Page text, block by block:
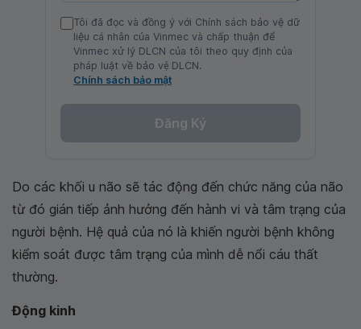
Tôi đã đọc và đồng ý với Chính sách bảo vệ dữ
liệu cá nhân của Vinmec và chấp thuận để
Vinmec xử lý DLCN của tôi theo quy định của
pháp luật về bảo vệ DLCN.
Chính sách bảo mật
Đăng Ký
Do các khối u não sẽ tác động đến chức năng của não
từ đó gián tiếp ảnh hưởng đến hành vi và tâm trạng của
người bệnh. Hệ quả của nó là khiến người bệnh không
kiểm soát được tâm trạng của mình dễ nổi cáu thất
thường.
Động kinh